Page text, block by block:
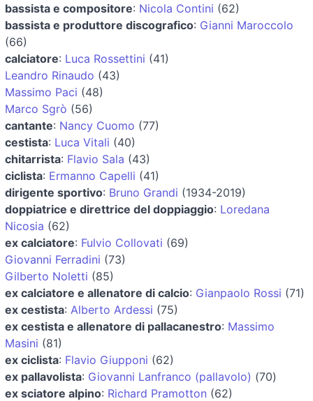
bassista e compositore: Nicola Contini (62)
bassista e produttore discografico: Gianni Maroccolo
(66)
calciatore: Luca Rossettini (41)
Leandro Rinaudo (43)
Massimo Paci (48)
Marco Sgrò (56)
cantante: Nancy Cuomo (77)
cestista: Luca Vitali (40)
chitarrista: Flavio Sala (43)
ciclista: Ermanno Capelli (41)
dirigente sportivo: Bruno Grandi (1934-2019)
doppiatrice e direttrice del doppiaggio: Loredana
Nicosia (62)
ex calciatore: Fulvio Collovati (69)
Giovanni Ferradini (73)
Gilberto Noletti (85)
ex calciatore e allenatore di calcio: Gianpaolo Rossi (71)
ex cestista: Alberto Ardessi (75)
ex cestista e allenatore di pallacanestro: Massimo
Masini (81)
ex ciclista: Flavio Giupponi (62)
ex pallavolista: Giovanni Lanfranco (pallavolo) (70)
ex sciatore alpino: Richard Pramotton (62)